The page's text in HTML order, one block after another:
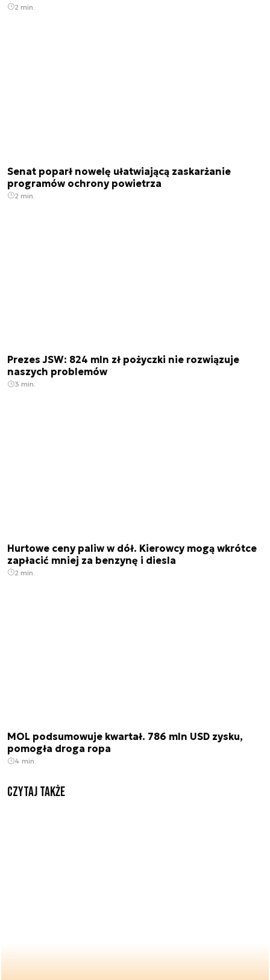
2 min.
Senat poparł nowelę ułatwiającą zaskarżanie
programów ochrony powietrza
2 min.
Prezes JSW: 824 mln zł pożyczki nie rozwiązuje
naszych problemów
3 min.
Hurtowe ceny paliw w dół. Kierowcy mogą wkrótce
zapłacić mniej za benzynę i diesla
2 min.
MOL podsumowuje kwartał. 786 mln USD zysku,
pomogła droga ropa
4 min.
Czytaj także